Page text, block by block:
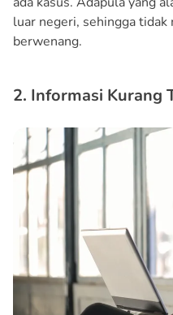
luar negeri, sehingga tidak
berwenang.
2. Informasi Kurang